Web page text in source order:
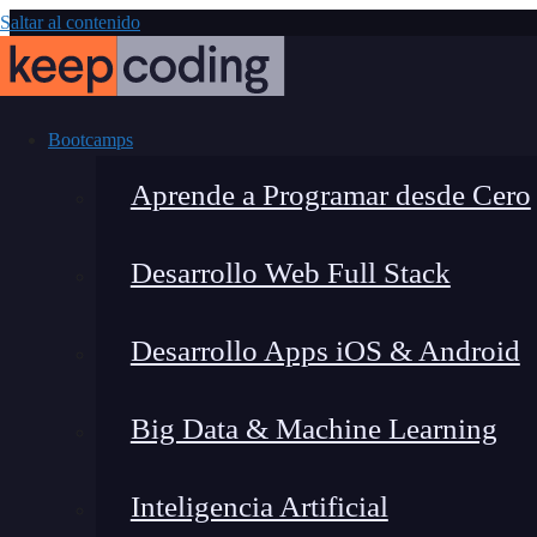
Saltar al contenido
Bootcamps
Aprende a Programar desde Cero
Desarrollo Web Full Stack
Desarrollo Apps iOS & Android
Big Data & Machine Learning
Inteligencia Artificial
¿Qué es el
Lucia Gómez Salgado